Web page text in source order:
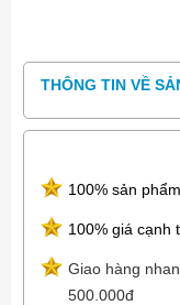
THÔNG TIN VỀ
100% sản
100% giá cạnh
Giao hàng
500.000đ